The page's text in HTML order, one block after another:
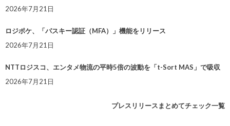
2026年7月21日
ロジポケ、「パスキー認証（MFA）」機能をリリース
2026年7月21日
NTTロジスコ、エンタメ物流の平時5倍の波動を「t-Sort MAS」で吸収
2026年7月21日
プレスリリースまとめてチェック一覧